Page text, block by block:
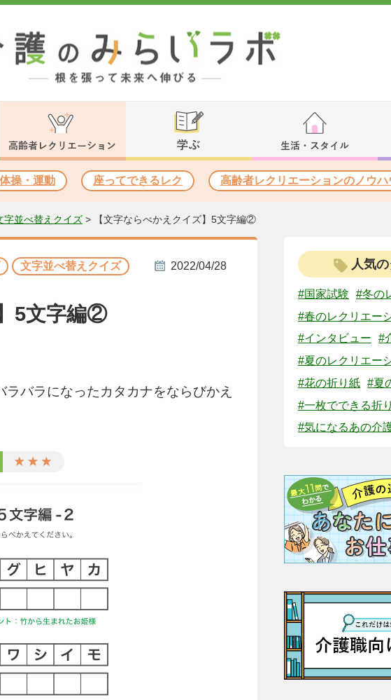
体操・運動 座ってできるレク 高齢者レクリエーションのノウハ
字並べ替えクイズ > 【文字ならべかえクイズ】5文字編②
文字並べ替えクイズ 2022/04/28
5文字編②
バラになったカタカナをならびかえ
人気
#国家試験
#冬の
#春のレクリエー
#インタビュー
#
#夏のレクリエー
#花の折り紙 #夏
#一枚でできる折
#気になるあの介